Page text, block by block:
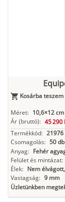
Kosárba teszem
Méret: 10,6×12 cm
Ár (bruttó): 45 290
Termékkód: 21976
Csomagolás: 50 db
Anyag: Fehér
Felület és mintázat:
Élek: Nem
Vastagság: 9 mm
Üzletünkben